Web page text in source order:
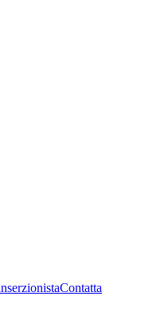
Contatta